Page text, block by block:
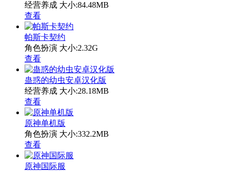
经营养成 大小:84.48MB
查看
帕斯卡契约
角色扮演 大小:2.32G
查看
蛊惑的幼虫安卓汉化版
经营养成 大小:28.18MB
查看
原神单机版
角色扮演 大小:332.2MB
查看
原神国际服